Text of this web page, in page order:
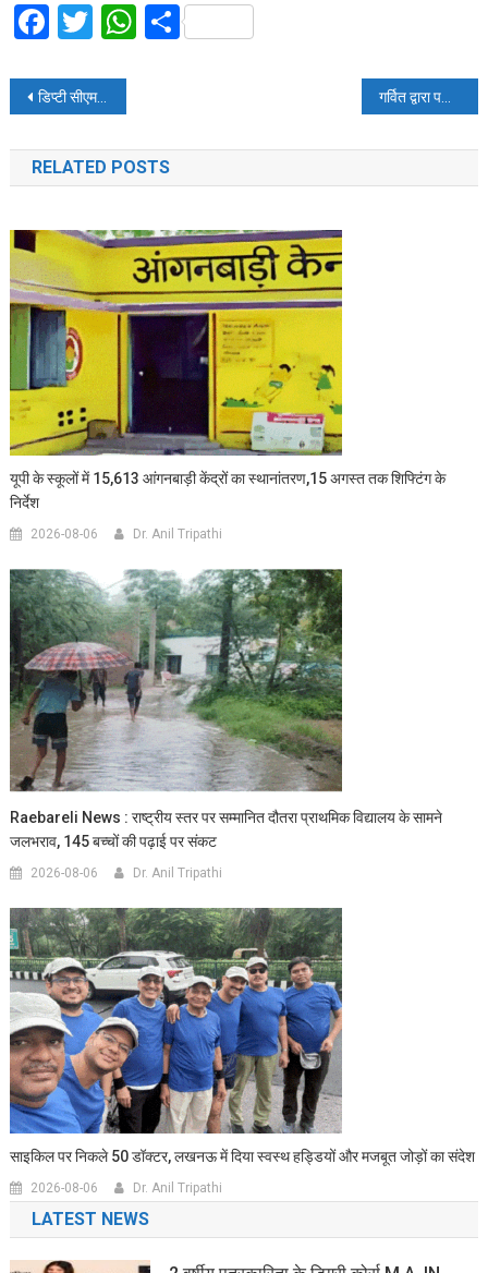
Facebook
Twitter
WhatsApp
Share
Post
navigation
डिप्टी सीएम बृजेश पाठक ने “आयुष्मान कार्ड वितरण” कैंप का शुभारम्भ किया गर्वित द्वारा पहाड़ों- कंदरा निवासी संत महात्मा हेतु सहायता अभियान
RELATED POSTS
यूपी के स्कूलों में 15,613 आंगनबाड़ी केंद्रों का स्थानांतरण,15 अगस्त तक शिफ्टिंग के
निर्देश
2026-08-06 Dr. Anil Tripathi
Raebareli News : राष्ट्रीय स्तर पर सम्मानित दौतरा प्राथमिक विद्यालय के सामने
जलभराव, 145 बच्चों की पढ़ाई पर संकट
2026-08-06 Dr. Anil Tripathi
साइकिल पर निकले 50 डॉक्टर, लखनऊ में दिया स्वस्थ हड्डियों और मजबूत जोड़ों का संदेश
2026-08-06 Dr. Anil Tripathi
LATEST NEWS